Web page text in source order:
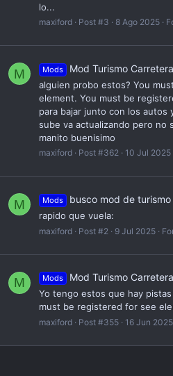
lo...
maxiford Post #3 8 Ago 2025
M Mods Mod Turismo
alguien probo estos? You
element. You must be
para bajar junto con los
sube va actualizando pero no
manito buenisimo
maxiford Post #362 10 Jul 2025
M Mods busco mod de
rapido que vuela:
maxiford Post #2 9 Jul 2025
M Mods Mod Turismo
Yo tengo estos que hay
must be registered for see
maxiford Post #355 16 Jun 2025